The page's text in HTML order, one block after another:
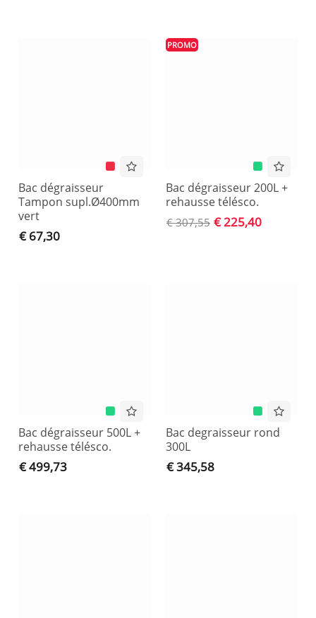
Bac dégraisseur
Tampon supl.Ø400mm
vert
€ 67,30
PROMO
Bac dégraisseur 200L +
rehausse télésco.
€ 307,55 € 225,40
Bac dégraisseur 500L +
rehausse télésco.
€ 499,73
Bac degraisseur rond
300L
€ 345,58